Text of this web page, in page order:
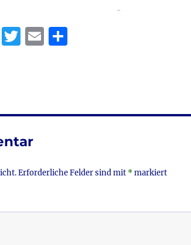
T
r
E T
Erforderliche Felder sind mit *markiert